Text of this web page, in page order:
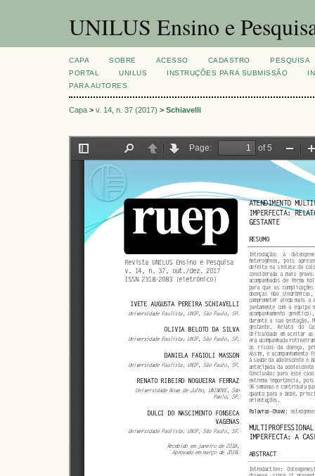
UNILUS Ensino e
CAPA SOBRE ACESSO CADASTRO
PESQUISA
PORTAL
UNILUS INSTRUÇÕES PARA SUBMISSÃO
PARA AUTORES
Capa > v. 14, n. 37 (2017) > Schiavelli